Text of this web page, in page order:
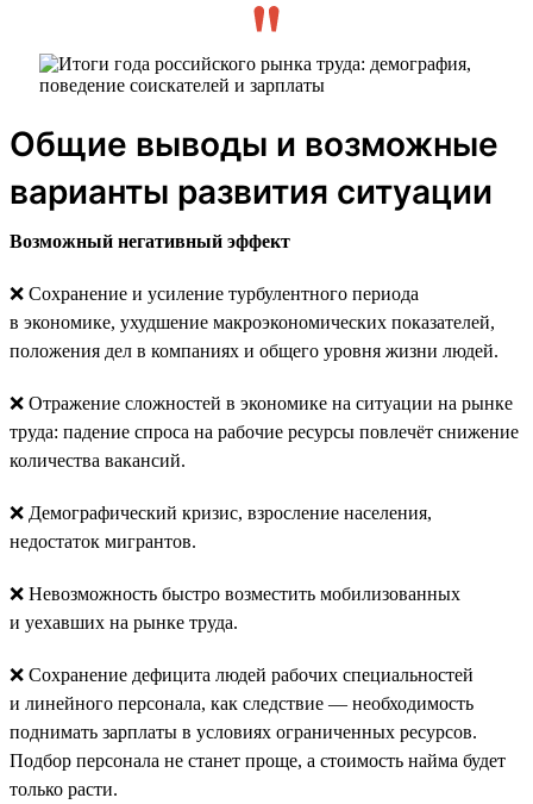
Общие выводы и возможные
варианты развития ситуации
Возможный негативный эффект
❌ Сохранение и усиление турбулентного периода
в экономике, ухудшение макроэкономических показателей,
положения дел в компаниях и общего уровня жизни людей.
❌ Отражение сложностей в экономике на ситуации на рынке
труда: падение спроса на рабочие ресурсы повлечёт снижение
количества вакансий.
❌ Демографический кризис, взросление населения,
недостаток мигрантов.
❌ Невозможность быстро возместить мобилизованных
и уехавших на рынке труда.
❌ Сохранение дефицита людей рабочих специальностей
и линейного персонала, как следствие — необходимость
поднимать зарплаты в условиях ограниченных ресурсов.
Подбор персонала не станет проще, а стоимость найма будет
только расти.